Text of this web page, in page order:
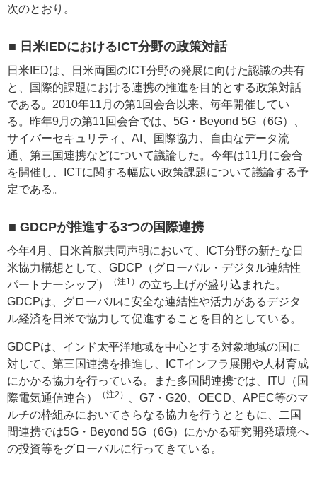
次のとおり。
■ 日米IEDにおけるICT分野の政策対話
日米IEDは、日米両国のICT分野の発展に向けた認識の共有
と、国際的課題における連携の推進を目的とする政策対話
である。2010年11月の第1回会合以来、毎年開催してい
る。昨年9月の第11回会合では、5G・Beyond 5G（6G）、
サイバーセキュリティ、AI、国際協力、自由なデータ流
通、第三国連携などについて議論した。今年は11月に会合
を開催し、ICTに関する幅広い政策課題について議論する予
定である。
■ GDCPが推進する3つの国際連携
今年4月、日米首脳共同声明において、ICT分野の新たな日
米協力構想として、GDCP（グローバル・デジタル連結性
パートナーシップ）
（注1） の立ち上げが盛り込まれた。
GDCPは、グローバルに安全な連結性や活力があるデジタ
ル経済を日米で協力して促進することを目的としている。
GDCPは、インド太平洋地域を中心とする対象地域の国に
対して、第三国連携を推進し、ICTインフラ展開や人材育成
にかかる協力を行っている。また多国間連携では、ITU（国
際電気通信連合）
（注2）
、G7・G20、OECD、APEC等のマ
ルチの枠組みにおいてさらなる協力を行うとともに、二国
間連携では5G・Beyond 5G（6G）にかかる研究開発環境へ
の投資等をグローバルに行ってきている。